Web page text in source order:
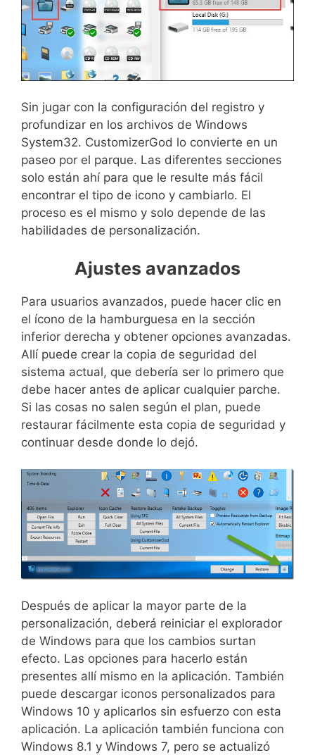
Sin jugar con la configuración del registro y
profundizar en los archivos de Windows
System32. CustomizerGod lo convierte en un
paseo por el parque. Las diferentes secciones
solo están ahí para que le resulte más fácil
encontrar el tipo de icono y cambiarlo. El
proceso es el mismo y solo depende de las
habilidades de personalización.
Ajustes avanzados
Para usuarios avanzados, puede hacer clic en
el ícono de la hamburguesa en la sección
inferior derecha y obtener opciones avanzadas.
Allí puede crear la copia de seguridad del
sistema actual, que debería ser lo primero que
debe hacer antes de aplicar cualquier parche.
Si las cosas no salen según el plan, puede
restaurar fácilmente esta copia de seguridad y
continuar desde donde lo dejó.
Después de aplicar la mayor parte de la
personalización, deberá reiniciar el explorador
de Windows para que los cambios surtan
efecto. Las opciones para hacerlo están
presentes allí mismo en la aplicación. También
puede descargar iconos personalizados para
Windows 10 y aplicarlos sin esfuerzo con esta
aplicación. La aplicación también funciona con
Windows 8.1 y Windows 7, pero se actualizó